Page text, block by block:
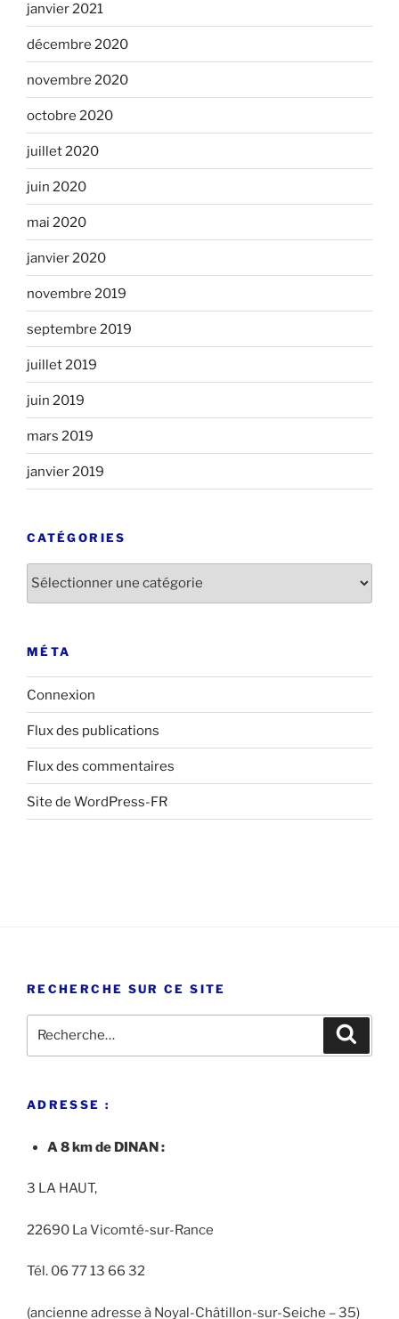
janvier 2021
décembre 2020
novembre 2020
octobre 2020
juillet 2020
juin 2020
mai 2020
janvier 2020
novembre 2019
septembre 2019
juillet 2019
juin 2019
mars 2019
janvier 2019
CATÉGORIES
Catégories
MÉTA
Connexion
Flux des publications
Flux des commentaires
Site de WordPress-FR
RECHERCHE SUR CE SITE
pour
ADRESSE :
A 8 km de DINAN :
3 LA HAUT,
22690 La Vicomté-sur-Rance
Tél. 06 77 13 66 32
(ancienne adresse à Noyal-Châtillon-sur-Seiche – 35)